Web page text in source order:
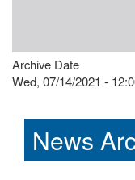
Archive Date
Wed, 07/14/2021 -
News